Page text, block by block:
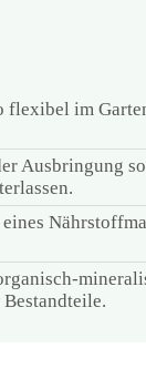
im
Ausbringung